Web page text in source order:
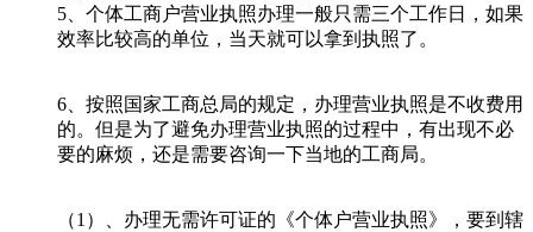
5、个体工商户营业执照办理一般只需三个工作日，如果
效率比较高的单位，当天就可以拿到执照了。
6、按照国家工商总局的规定，办理营业执照是不收费用
的。但是为了避免办理营业执照的过程中，有出现不必
要的麻烦，还是需要咨询一下当地的工商局。
（1）、办理无需许可证的《个体户营业执照》，要到辖